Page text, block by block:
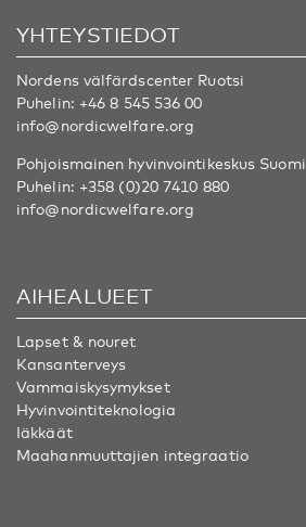
YHTEYSTIEDOT
Nordens välfärdscenter Ruotsi
Puhelin: +46 8 545 536 00
info@nordicwelfare.org
Pohjoismainen hyvinvointikeskus Suomi
Puhelin: +358 (0)20 7410 880
info@nordicwelfare.org
AIHEALUEET
Lapset & nouret
Kansanterveys
Vammaiskysymykset
Hyvinvointiteknologia
Iäkkäät
Maahanmuuttajien integraatio